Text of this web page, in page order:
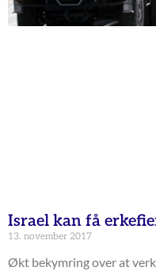
Israel kan få
13. november 2017
Økt bekymring over at